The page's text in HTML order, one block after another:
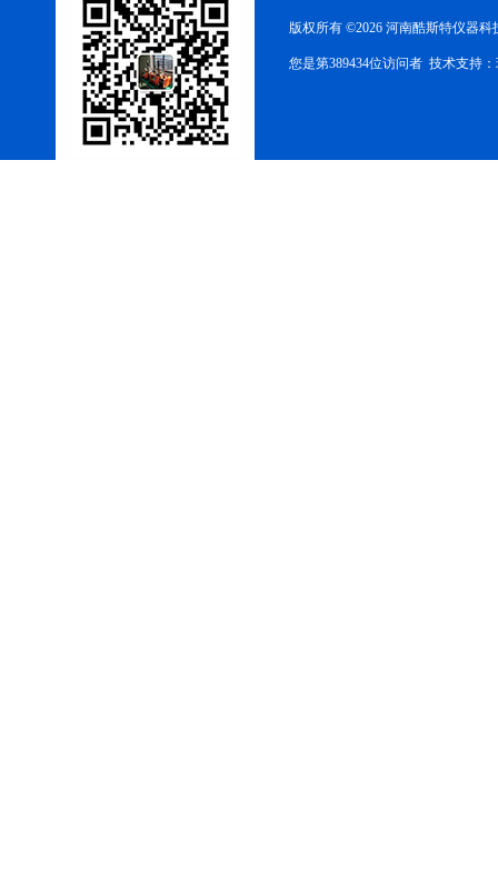
版权所有 ©2026 河南酷斯特仪器
您是第389434位访问者 技术支持：